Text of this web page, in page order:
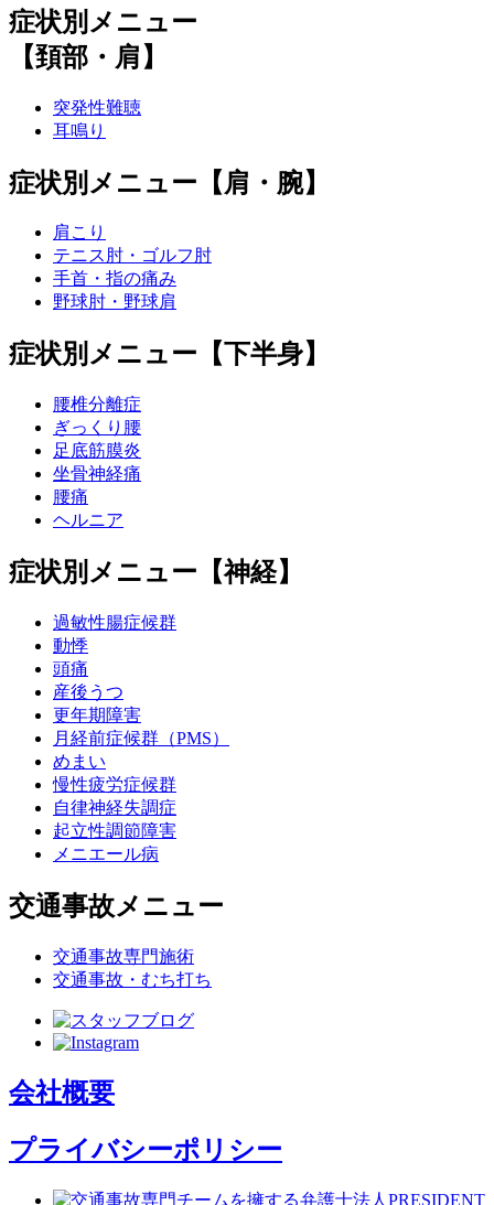
症状別メニュー
【頚部・肩】
突発性難聴
耳鳴り
症状別メニュー【肩・腕】
肩こり
テニス肘・ゴルフ肘
手首・指の痛み
野球肘・野球肩
症状別メニュー【下半身】
腰椎分離症
ぎっくり腰
足底筋膜炎
坐骨神経痛
腰痛
ヘルニア
症状別メニュー【神経】
過敏性腸症候群
動悸
頭痛
産後うつ
更年期障害
月経前症候群（PMS）
めまい
慢性疲労症候群
自律神経失調症
起立性調節障害
メニエール病
交通事故メニュー
交通事故専門施術
交通事故・むち打ち
会社概要
プライバシーポリシー